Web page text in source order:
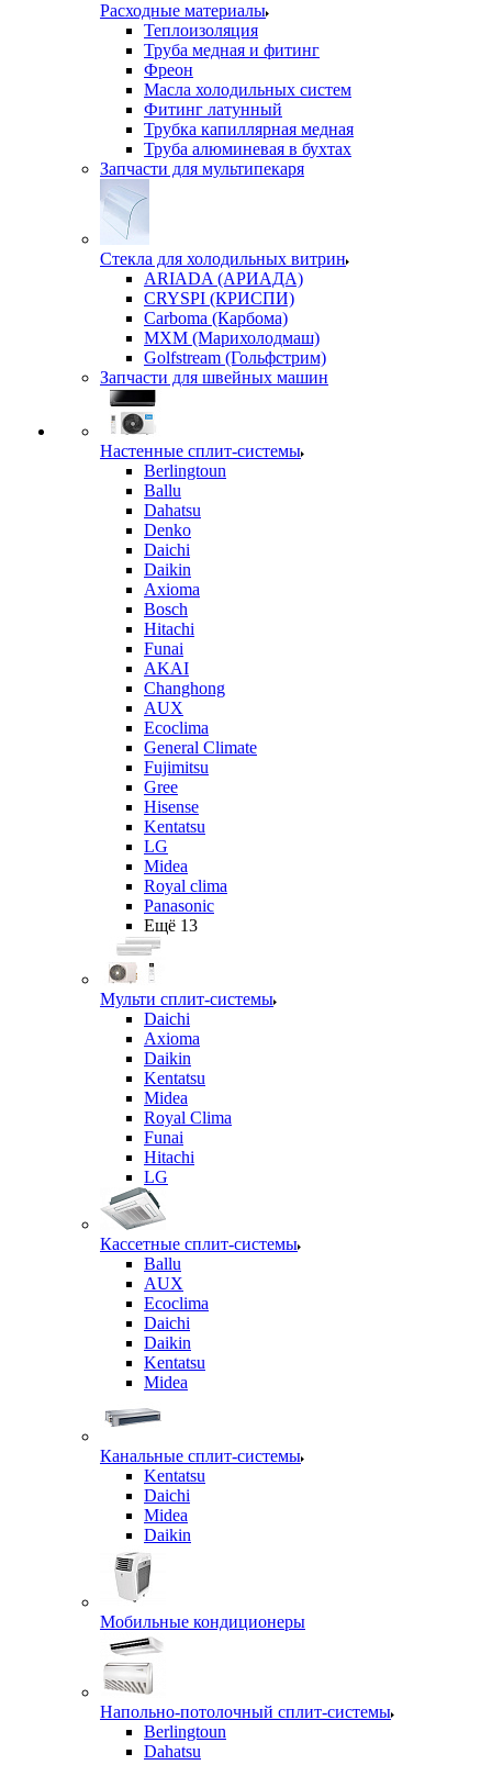
Расходные материалы
Теплоизоляция
Труба медная и фитинг
Фреон
Масла холодильных систем
Фитинг латунный
Трубка капиллярная медная
Труба алюминевая в бухтах
Запчасти для мультипекаря
Стекла для холодильных витрин
ARIADA (АРИАДА)
CRYSPI (КРИСПИ)
Carboma (Карбома)
MXM (Марихолодмаш)
Golfstream (Гольфстрим)
Запчасти для швейных машин
Настенные сплит-системы
Berlingtoun
Ballu
Dahatsu
Denko
Daichi
Daikin
Axioma
Bosch
Hitachi
Funai
AKAI
Changhong
AUX
Ecoclima
General Climate
Fujimitsu
Gree
Hisense
Kentatsu
LG
Midea
Royal clima
Panasonic
Ещё 13
Мульти сплит-системы
Daichi
Axioma
Daikin
Kentatsu
Midea
Royal Clima
Funai
Hitachi
LG
Кассетные сплит-системы
Ballu
AUX
Ecoclima
Daichi
Daikin
Kentatsu
Midea
Канальные сплит-системы
Kentatsu
Daichi
Midea
Daikin
Мобильные кондиционеры
Напольно-потолочный сплит-системы
Berlingtoun
Dahatsu